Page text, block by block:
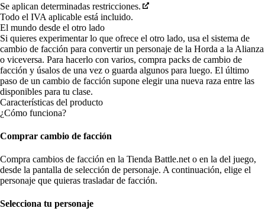
Se aplican determinadas restricciones.
Todo el IVA aplicable está incluido.
El mundo desde el otro lado
Si quieres experimentar lo que ofrece el otro lado, usa el sistema de
cambio de facción para convertir un personaje de la Horda a la Alianza
o viceversa. Para hacerlo con varios, compra packs de cambio de
facción y úsalos de una vez o guarda algunos para luego. El último
paso de un cambio de facción supone elegir una nueva raza entre las
disponibles para tu clase.
Características del producto
¿Cómo funciona?
Comprar cambio de facción
Compra cambios de facción en la Tienda Battle.net o en la del juego,
desde la pantalla de selección de personaje. A continuación, elige el
personaje que quieras trasladar de facción.
Selecciona tu personaje